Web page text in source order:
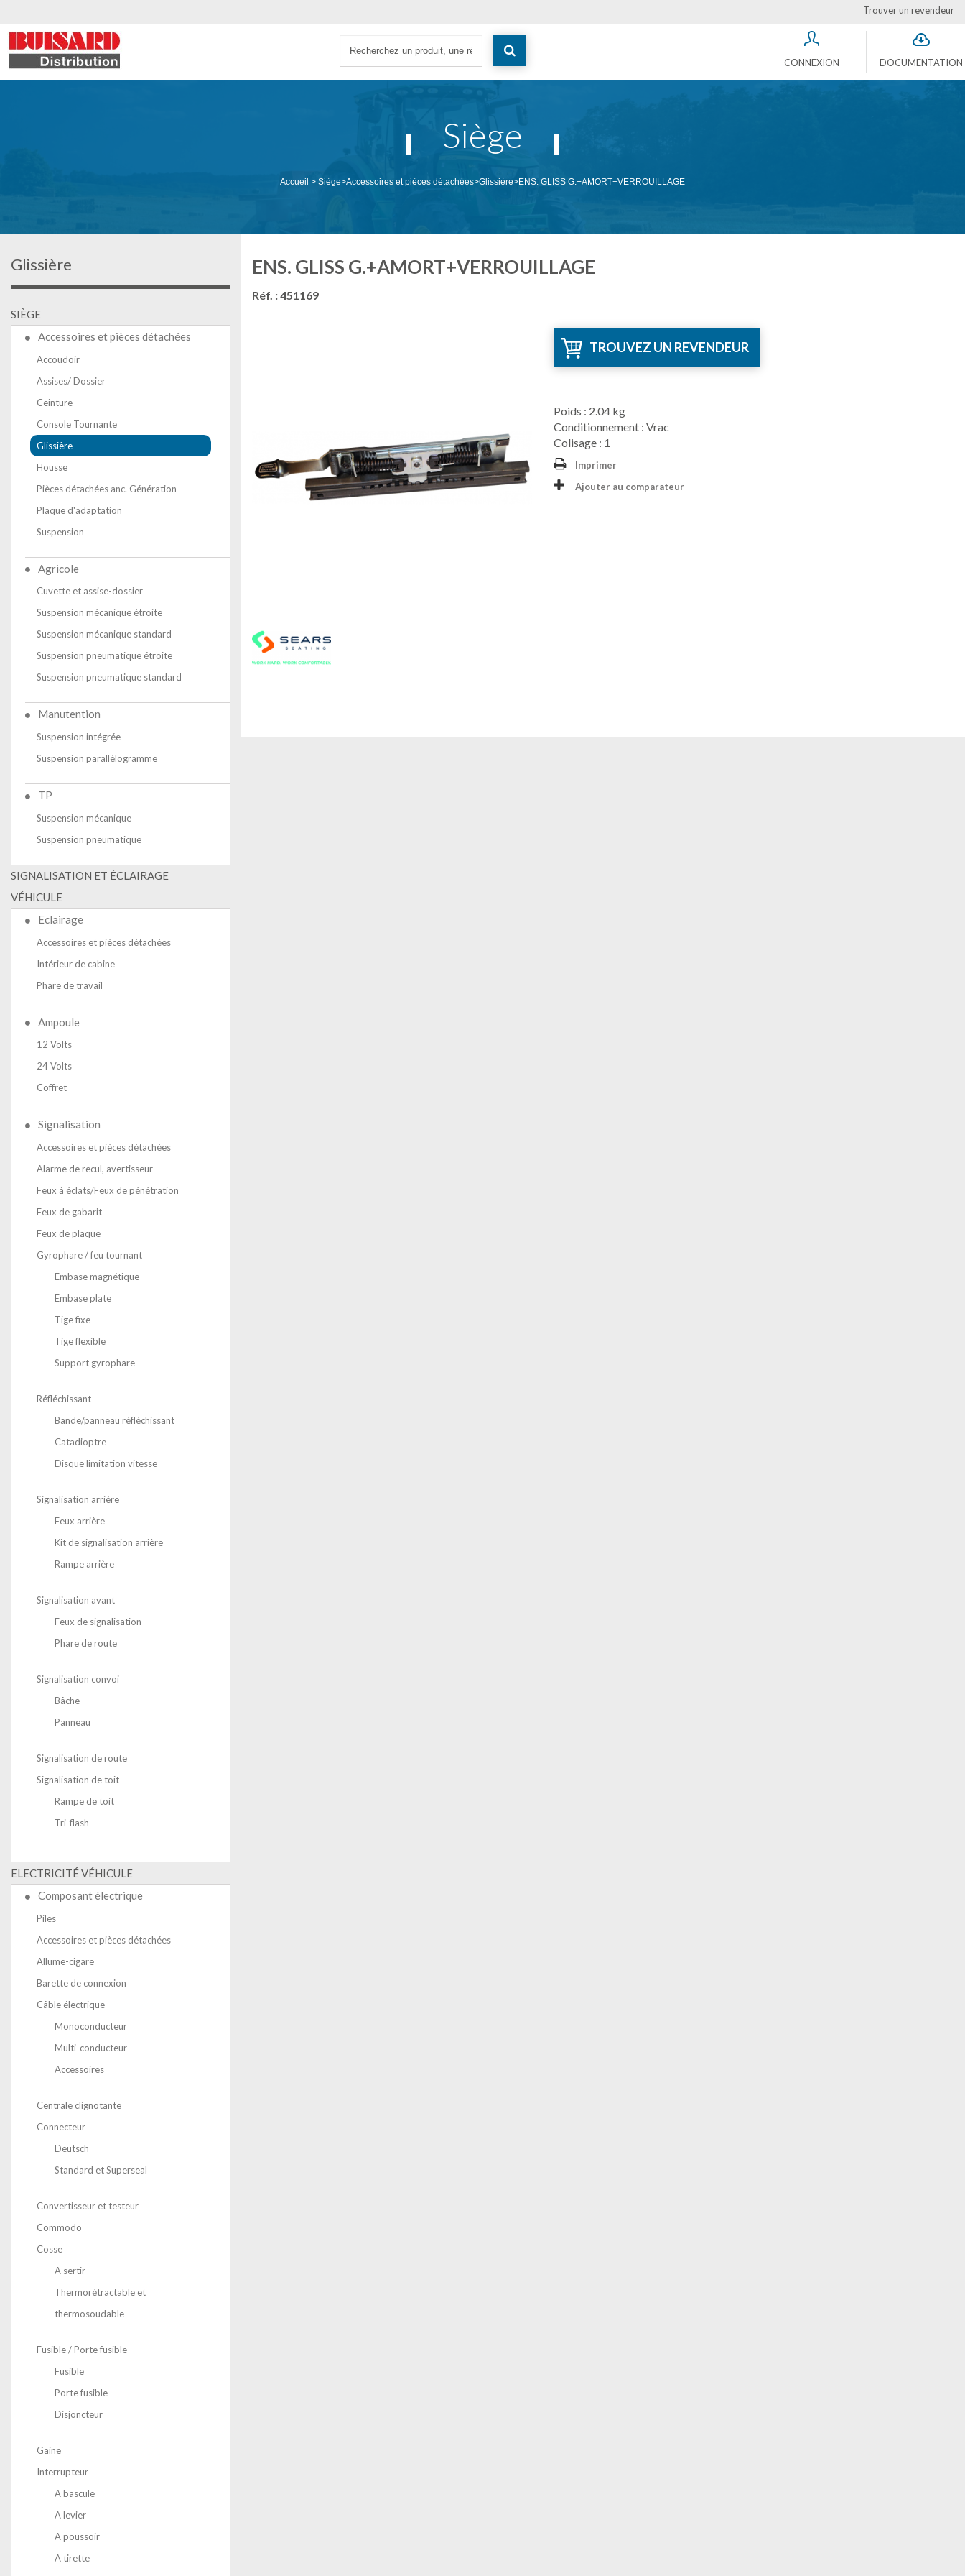
Trouver un revendeur
CONNEXION DOCUMENTATION
Siège
Accueil > Siège>Accessoires et pièces détachées>Glissière>ENS. GLISS G.+AMORT+VERROUILLAGE
Glissière
SIÈGE
Accessoires et pièces détachées
Accoudoir
Assises/ Dossier
Ceinture
Console Tournante
Glissière
Housse
Pièces détachées anc. Génération
Plaque d'adaptation
Suspension
Agricole
Cuvette et assise-dossier
Suspension mécanique étroite
Suspension mécanique standard
Suspension pneumatique étroite
Suspension pneumatique standard
Manutention
Suspension intégrée
Suspension parallèlogramme
TP
Suspension mécanique
Suspension pneumatique
SIGNALISATION ET ÉCLAIRAGE
VÉHICULE
Eclairage
Accessoires et pièces détachées
Intérieur de cabine
Phare de travail
Ampoule
12 Volts
24 Volts
Coffret
Signalisation
Accessoires et pièces détachées
Alarme de recul, avertisseur
Feux à éclats/Feux de pénétration
Feux de gabarit
Feux de plaque
Gyrophare / feu tournant
Embase magnétique
Embase plate
Tige fixe
Tige flexible
Support gyrophare
Réfléchissant
Bande/panneau réfléchissant
Catadioptre
Disque limitation vitesse
Signalisation arrière
Feux arrière
Kit de signalisation arrière
Rampe arrière
Signalisation avant
Feux de signalisation
Phare de route
Signalisation convoi
Bâche
Panneau
Signalisation de route
Signalisation de toit
Rampe de toit
Tri-flash
ELECTRICITÉ VÉHICULE
Composant électrique
Piles
Accessoires et pièces détachées
Allume-cigare
Barette de connexion
Câble électrique
Monoconducteur
Multi-conducteur
Accessoires
Centrale clignotante
Connecteur
Deutsch
Standard et Superseal
Convertisseur et testeur
Commodo
Cosse
A sertir
Thermorétractable et
thermosoudable
Fusible / Porte fusible
Fusible
Porte fusible
Disjoncteur
Gaine
Interrupteur
A bascule
A levier
A poussoir
A tirette
ENS. GLISS G.+AMORT+VERROUILLAGE
Réf. : 451169
TROUVEZ UN REVENDEUR
Poids : 2.04 kg
Conditionnement : Vrac
Colisage : 1
Imprimer
Ajouter au comparateur